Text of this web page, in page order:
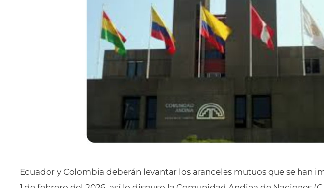
Ecuador y Colombia deberán levantar los aranceles mutuos que se han